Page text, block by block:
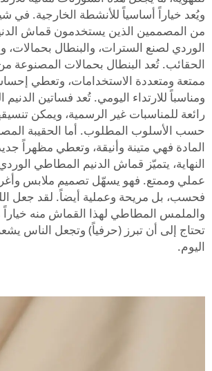
ويُعد خياراً أساسياً للأنشطة الخارجية. في
من المصممين الذين يستخدمون قماش
الوردي لصنع السترات، والبنطال بحمالات،
الحقائب. تُعد البنطال بحمالات المصنوعة
ممتعة ومتعددة الاستخدامات، وتعطي
ومناسباً للارتداء اليومي. تُعد فساتين
رائعة للمناسبات غير الرسمية، ويمكن
حسب الأسلوب المطلوب. أما الحقيبة
المادة فهي متينة وأنيقة، وتعطي مظهراً
النهاية، يتميّز قماش الدنيم المطاطي
عملي وممتع. فهو يسهّل تصميم ملابس
فحسب، بل مريحة وعملية أيضاً. لقد جعل
والملمس المطاطي لهذا القماش منه خياراً
تحتاج إلى أن تبرز (حرفياً) وتجعل الناس
اليوم.